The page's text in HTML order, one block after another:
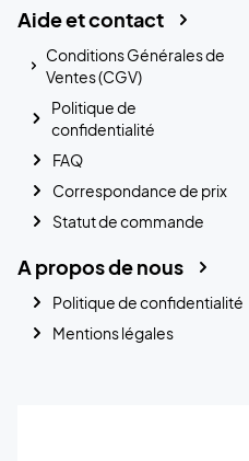
Aide et contact
Conditions Générales de
Ventes (CGV)
Politique de
confidentialité
FAQ
Correspondance de prix
Statut de commande
A propos de nous
Politique de confidentialité
Mentions légales